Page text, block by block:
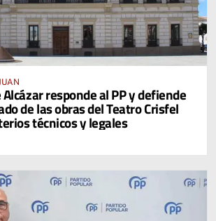
responde al PP y defiende
de las obras del Teatro Crisfel
técnicos y legales